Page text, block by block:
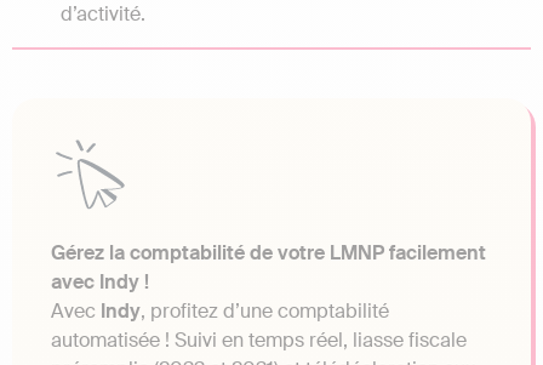
d’activité.
Gérez la comptabilité de votre LMNP facilement
avec Indy !
Avec Indy, profitez d’une comptabilité
automatisée ! Suivi en temps réel, liasse fiscale